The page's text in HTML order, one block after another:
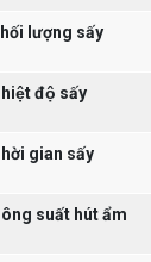
lượng sấy
độ sấy
gian sấy
suất hút ẩm